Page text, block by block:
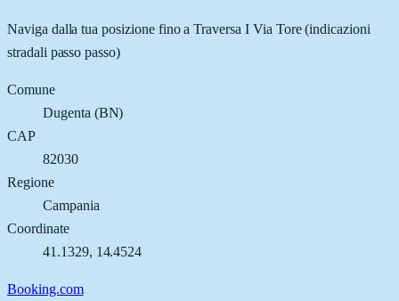
Naviga dalla tua posizione fino aTraversa I Via Tore(indicazioni
stradali passo passo)
Comune
Dugenta (BN)
CAP
82030
Regione
Campania
Coordinate
41.1329, 14.4524
Booking.com